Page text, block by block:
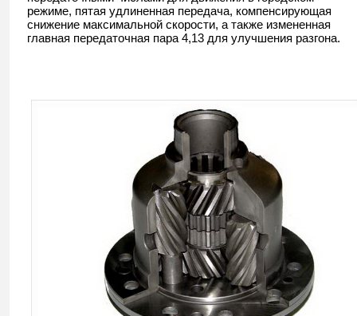
режиме, пятая удлиненная передача, компенсирующая
снижение максимальной скорости, а также измененная
главная передаточная пара 4,13 для улучшения разгона.